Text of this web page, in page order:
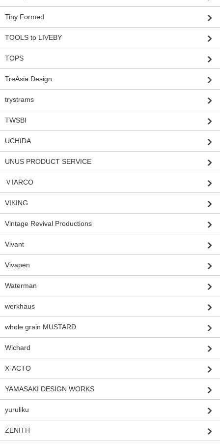
Tiny Formed
TOOLS to LIVEBY
TOPS
TreAsia Design
trystrams
TWSBI
UCHIDA
UNUS PRODUCT SERVICE
ＶIARCO
VIKING
Vintage Revival Productions
Vivant
Vivapen
Waterman
werkhaus
whole grain MUSTARD
Wichard
X-ACTO
YAMASAKI DESIGN WORKS
yuruliku
ZENITH